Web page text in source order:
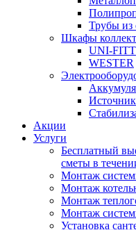
Трубы из
Шкафы
UNI-FITT
WESTER
Акции
Услуги
Бесплатный
сметы в
Монтаж
Монтаж
Монтаж
Монтаж
Установка